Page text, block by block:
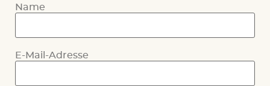
Name
E-Mail-Adresse